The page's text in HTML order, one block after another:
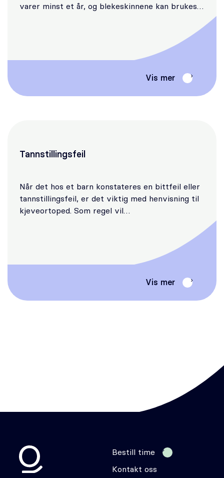
varer minst et år, og blekeskinnene kan brukes…
Vis mer
Tannstillingsfeil
Når det hos et barn konstateres en bittfeil eller
tannstillingsfeil, er det viktig med henvisning til
kjeveortoped. Som regel vil…
Vis mer
Bestill time
Kontakt oss